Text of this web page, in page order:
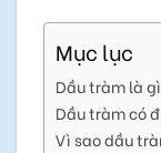
Mục lục
Dầu tràm là
Dầu tràm có
Vì sao dầu